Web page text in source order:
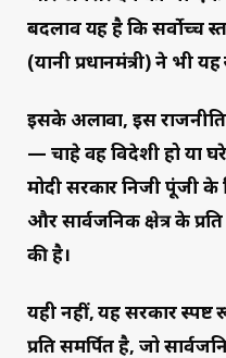
बदलाव यह है कि सर्वोच्च
(यानी प्रधानमंत्री) ने भी यह
इसके अलावा, इस
— चाहे वह विदेशी हो या
मोदी सरकार निजी पूंजी के
और सार्वजनिक क्षेत्र के
की है।
यही नहीं, यह सरकार
प्रति समर्पित है, जो